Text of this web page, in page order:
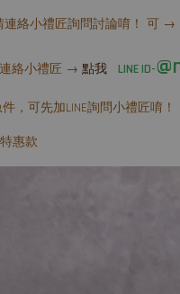
連絡小禮匠詢問討論唷！ 可 →
連絡小禮匠 → 點我 LINE ID-
，可先加LINE詢問小禮匠唷！
惠款